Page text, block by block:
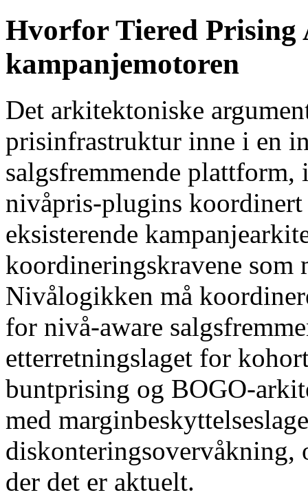
Hvorfor Tiered
kampanjemotoren
Det arkitektoniske
prisinfrastruktur inne i en
salgsfremmende
nivåpris-plugins koordinert
eksisterende
koordineringskravene som
Nivålogikken må
for nivå-aware
etterretningslaget for
buntprising og BOGO-
med
diskonteringsovervåkning,
der det er aktuelt.